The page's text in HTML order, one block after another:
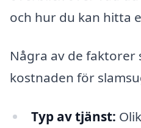
och hur du kan hitta
Några av de faktorer
kostnaden för
Typ av tjänst: